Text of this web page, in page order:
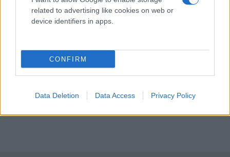
related to advertising like cookies on web or
device identifiers in apps.
CONFIRM
Data Deletion Data Access Privacy Policy